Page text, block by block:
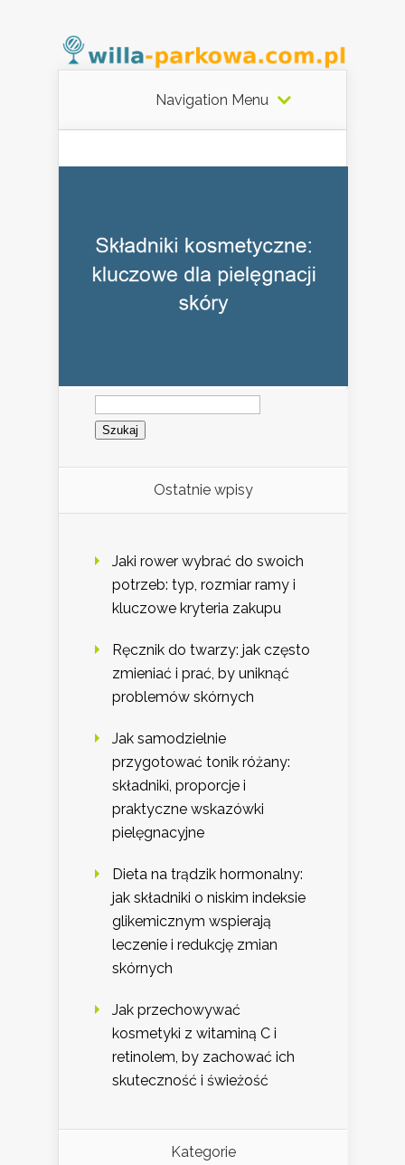
Navigation Menu
Szukaj:
Ostatnie wpisy
Jaki rower wybrać do swoich
potrzeb: typ, rozmiar ramy i
kluczowe kryteria zakupu
Ręcznik do twarzy: jak często
zmieniać i prać, by uniknąć
problemów skórnych
Jak samodzielnie
przygotować tonik różany:
składniki, proporcje i
praktyczne wskazówki
pielęgnacyjne
Dieta na trądzik hormonalny:
jak składniki o niskim indeksie
glikemicznym wspierają
leczenie i redukcję zmian
skórnych
Jak przechowywać
kosmetyki z witaminą C i
retinolem, by zachować ich
skuteczność i świeżość
Kategorie